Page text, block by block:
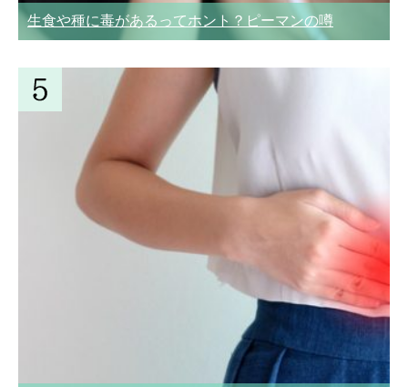
生食や種に毒があるってホント？ピーマンの噂